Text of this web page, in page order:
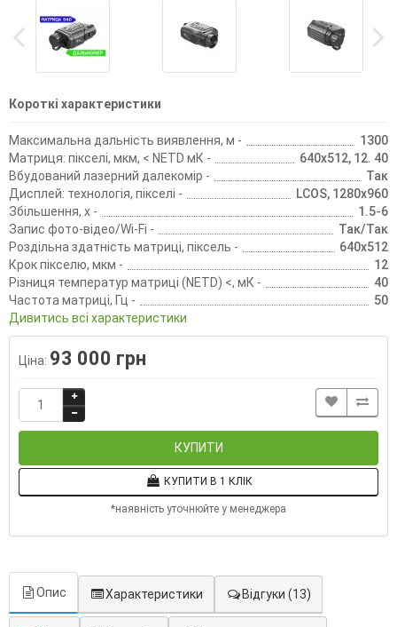
Короткі характеристики
Максимальна дальність виявлення, м -
1300
Матриця: пікселі, мкм, < NETD мК -
640х512, 12. 40
Вбудований лазерний далекомір -
Так
Дисплей: технологія, пікселі -
LCOS, 1280x960
Збільшення, х -
1.5-6
Запис фото-відео/Wi-Fi -
Так/Так
Роздільна здатність матриці, піксель -
640х512
Крок пікселю, мкм -
12
Різниця температур матриці (NETD) <, мК -
40
Частота матриці, Гц -
50
Дивитись всі характеристики
Ціна: 93 000 грн
КУПИТИ
КУПИТИ В 1 КЛІК
*наявність уточнюйте у менеджера
Опис Характеристики Відгуки (13)